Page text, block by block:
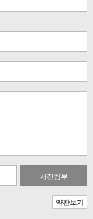
사진첨부
약관보기